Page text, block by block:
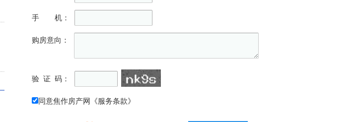
手 机：
购房意向：
验 证 码：
同意焦作房产网 《服务条款》